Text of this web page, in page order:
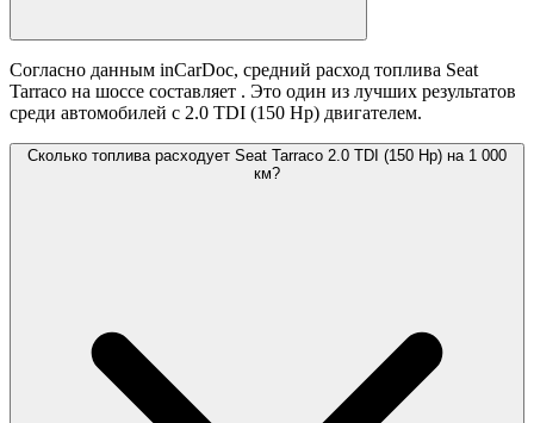
Согласно данным inCarDoc, средний расход топлива Seat
Tarraco на шоссе составляет . Это один из лучших результатов
среди автомобилей с 2.0 TDI (150 Hp) двигателем.
Сколько топлива расходует Seat Tarraco 2.0 TDI (150 Hp) на 1 000
км?